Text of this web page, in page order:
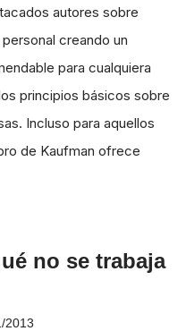
autores sobre
creando un
para cualquiera
principios básicos sobre
Incluso para aquellos
de Kaufman ofrece
no se trabaja
2013